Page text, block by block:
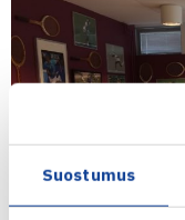
Suostumus